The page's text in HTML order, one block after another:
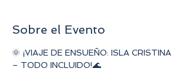
Sobre el Evento
🌞 ¡VIAJE DE ENSUEÑO: ISLA CRISTINA
– TODO INCLUIDO!🌊